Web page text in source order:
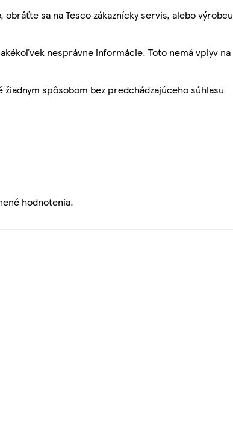
sa na Tesco zákaznícky servis, alebo výrobcu
nesprávne informácie. Toto nemá vplyv na
spôsobom bez predchádzajúceho súhlasu
hodnotenia.